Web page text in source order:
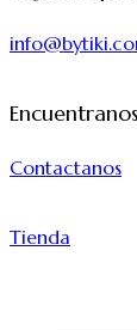
Contactanos
Tienda